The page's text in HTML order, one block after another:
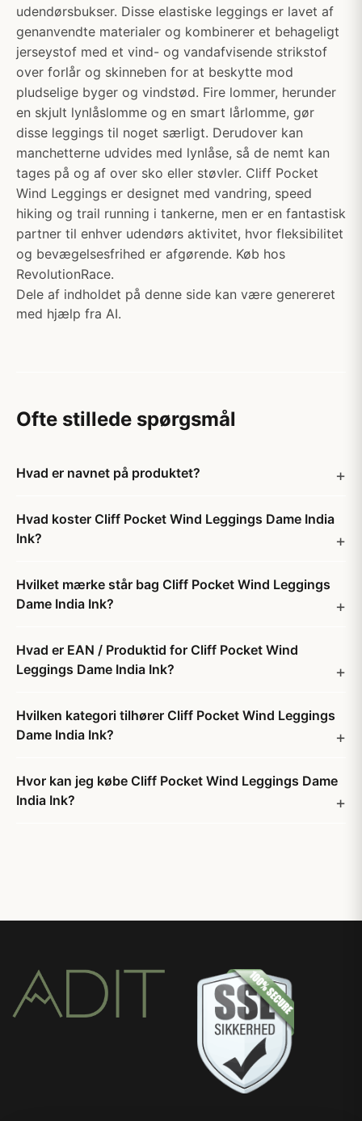
udendørsbukser. Disse elastiske leggings er lavet af
genanvendte materialer og kombinerer et behageligt
jerseystof med et vind- og vandafvisende strikstof
over forlår og skinneben for at beskytte mod
pludselige byger og vindstød. Fire lommer, herunder
en skjult lynlåslomme og en smart lårlomme, gør
disse leggings til noget særligt. Derudover kan
manchetterne udvides med lynlåse, så de nemt kan
tages på og af over sko eller støvler. Cliff Pocket
Wind Leggings er designet med vandring, speed
hiking og trail running i tankerne, men er en fantastisk
partner til enhver udendørs aktivitet, hvor fleksibilitet
og bevægelsesfrihed er afgørende. Køb hos
RevolutionRace.
Dele af indholdet på denne side kan være genereret
med hjælp fra AI.
Ofte stillede spørgsmål
Hvad er navnet på produktet?
Hvad koster Cliff Pocket Wind Leggings Dame India
Ink?
Hvilket mærke står bag Cliff Pocket Wind Leggings
Dame India Ink?
Hvad er EAN / Produktid for Cliff Pocket Wind
Leggings Dame India Ink?
Hvilken kategori tilhører Cliff Pocket Wind Leggings
Dame India Ink?
Hvor kan jeg købe Cliff Pocket Wind Leggings Dame
India Ink?